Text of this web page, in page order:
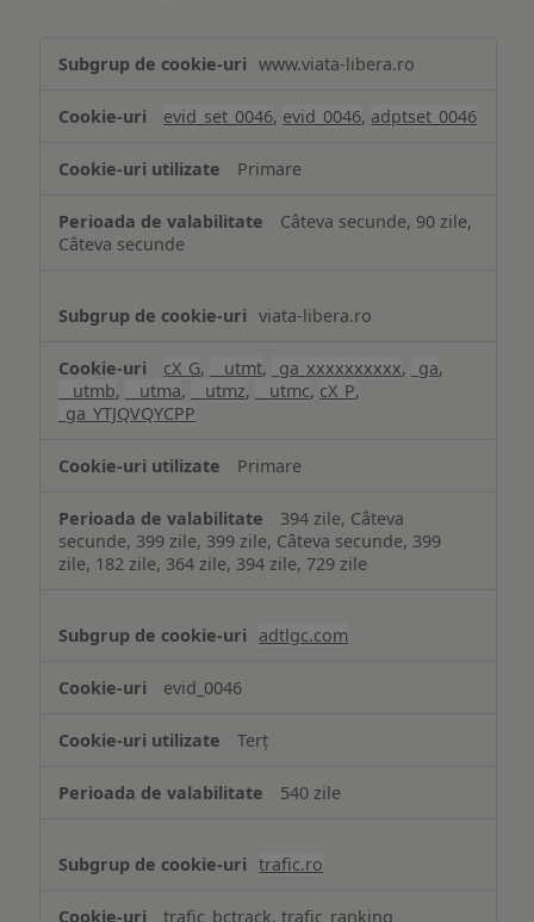
www.viata-libera.ro
evid_set_0046, evid_0046, adptset_0046
Primare
Câteva secunde, 90 zile,
Câteva secunde
viata-libera.ro
cX_G, __utmt, _ga_xxxxxxxxxx, _ga,
__utmb, __utma, __utmz, __utmc, cX_P,
_ga_YTJQVQYCPP
Primare
394 zile, Câteva
secunde, 399 zile, 399 zile, Câteva secunde, 399
zile, 182 zile, 364 zile, 394 zile, 729 zile
adtlgc.com
evid_0046
Terț
540 zile
trafic.ro
trafic_bctrack, trafic_ranking